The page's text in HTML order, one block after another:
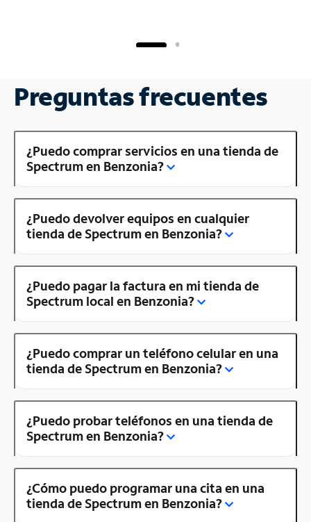
Preguntas frecuentes
¿Puedo comprar servicios en una tienda de
Spectrum en Benzonia?
¿Puedo devolver equipos en cualquier
tienda de Spectrum en Benzonia?
¿Puedo pagar la factura en mi tienda de
Spectrum local en Benzonia?
¿Puedo comprar un teléfono celular en una
tienda de Spectrum en Benzonia?
¿Puedo probar teléfonos en una tienda de
Spectrum en Benzonia?
¿Cómo puedo programar una cita en una
tienda de Spectrum en Benzonia?